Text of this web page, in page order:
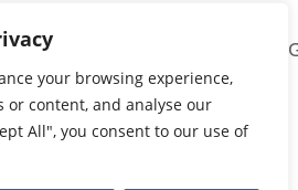
your browsing experience,
or content, and analyse our
All", you consent to our use of
Datenschutzerklärung